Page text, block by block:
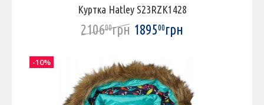
Куртка Hatley S23RZK1428
210600грн 189500грн
-10%